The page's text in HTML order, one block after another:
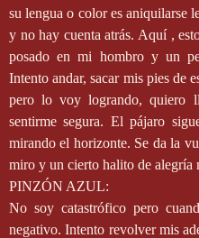
su lengua o color es aniquilarse
y no hay cuenta atrás. Aquí ,
posado en mi hombro y un
Intento andar, sacar mis pies de
pero lo voy logrando, quiero
sentirme segura. El pájaro
mirando el horizonte. Se da la
miro y un cierto halito de alegría
PINZÓN AZUL:
No soy catastrófico pero
negativo. Intento revolver mis